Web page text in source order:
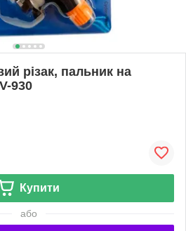
різак, пальник на
930
Купити
або